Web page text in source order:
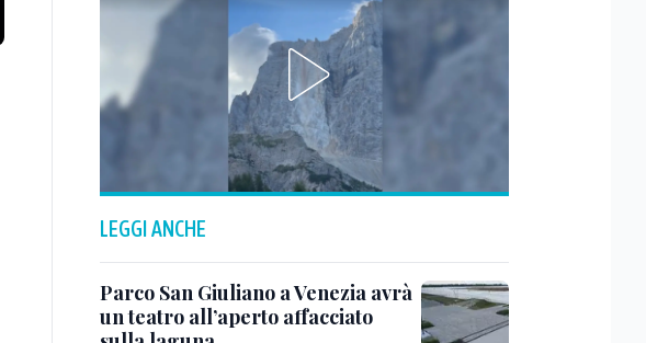
LEGGI ANCHE
Parco San Giuliano a Venezia avrà
un teatro all’aperto affacciato